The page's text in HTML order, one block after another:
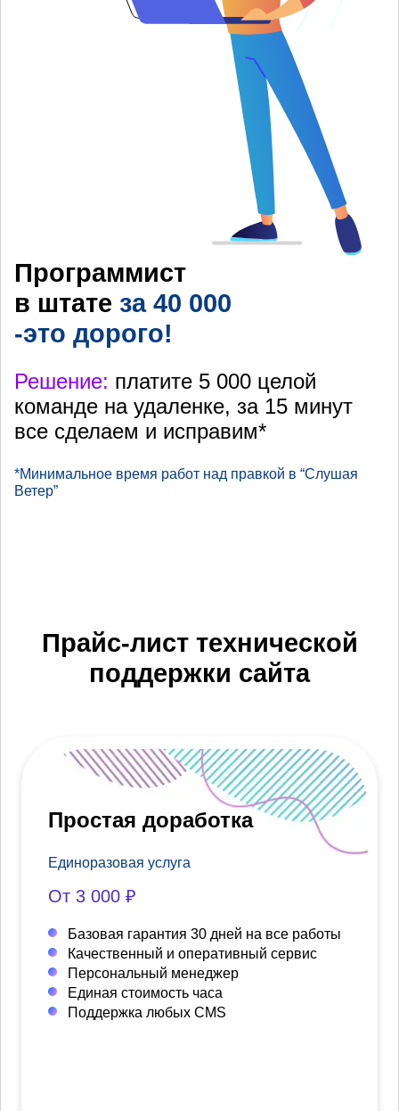
Программист
в штате за 40 000
-это дорого!
Решение: платите 5 000 целой
команде на удаленке, за 15 минут
все сделаем и исправим*
*Минимальное время работ над правкой в “Слушая
Ветер”
Прайс-лист технической
поддержки сайта
Простая доработка
Единоразовая услуга
От 3 000 ₽
Базовая гарантия 30 дней на все работы
Качественный и оперативный сервис
Персональный менеджер
Единая стоимость часа
Поддержка любых CMS